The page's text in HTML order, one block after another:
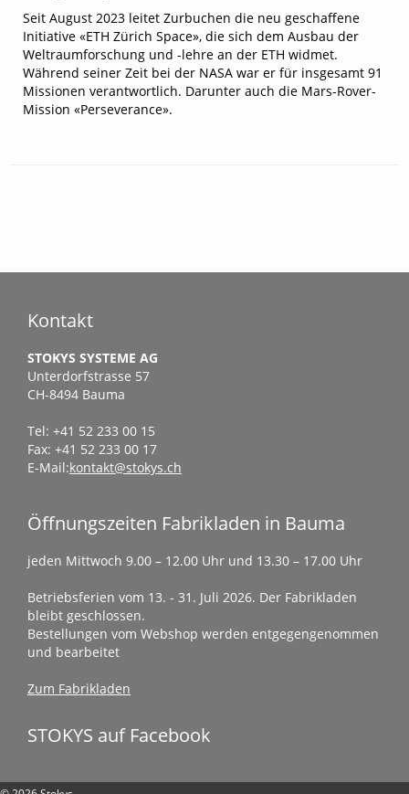
Seit August 2023 leitet Zurbuchen die neu geschaffene
Initiative «ETH Zürich Space», die sich dem Ausbau der
Weltraumforschung und -lehre an der ETH widmet.
Während seiner Zeit bei der NASA war er für insgesamt 91
Missionen verantwortlich. Darunter auch die Mars-Rover-
Mission «Perseverance».
Kontakt
STOKYS SYSTEME AG
Unterdorfstrasse 57
CH-8494 Bauma
Tel: +41 52 233 00 15
Fax: +41 52 233 00 17
E-Mail:kontakt@stokys.ch
Öffnungszeiten Fabrikladen in Bauma
jeden Mittwoch 9.00 – 12.00 Uhr und 13.30 – 17.00 Uhr
Betriebsferien vom 13. - 31. Juli 2026. Der Fabrikladen
bleibt geschlossen.
Bestellungen vom Webshop werden entgegengenommen
und bearbeitet
Zum Fabrikladen
STOKYS auf Facebook